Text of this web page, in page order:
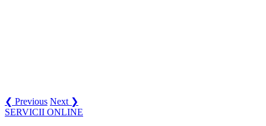
❮ Previous Next ❯
SERVICII ONLINE